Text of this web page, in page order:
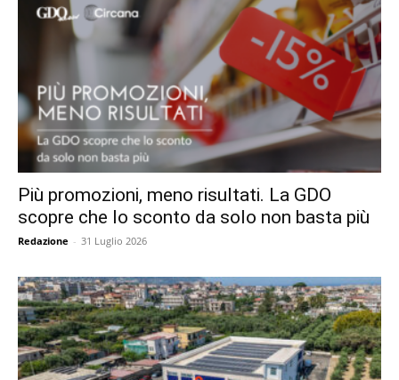
Più promozioni, meno risultati. La GDO
scopre che lo sconto da solo non basta più
Redazione - 31 Luglio 2026